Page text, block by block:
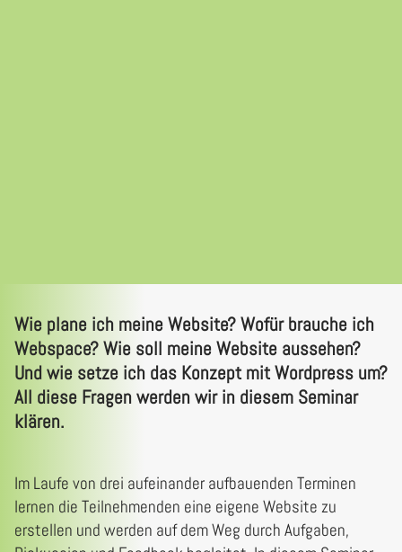
Wie plane ich meine Website? Wofür brauche ich
Webspace? Wie soll meine Website aussehen?
Und wie setze ich das Konzept mit Wordpress um?
All diese Fragen werden wir in diesem Seminar
klären.
Im Laufe von drei aufeinander aufbauenden Terminen
lernen die Teilnehmenden eine eigene Website zu
erstellen und werden auf dem Weg durch Aufgaben,